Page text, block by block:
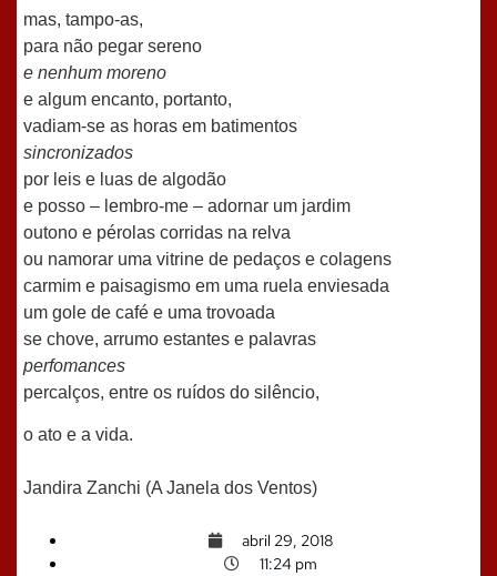
mas, tampo-as,
para não pegar sereno
e nenhum moreno
e algum encanto, portanto,
vadiam-se as horas em batimentos
sincronizados
por leis e luas de algodão
e posso – lembro-me – adornar um jardim
outono e pérolas corridas na relva
ou namorar uma vitrine de pedaços e colagens
carmim e paisagismo em uma ruela enviesada
um gole de café e uma trovoada
se chove, arrumo estantes e palavras
perfomances
percalços, entre os ruídos do silêncio,
o ato e a vida.
Jandira Zanchi (A Janela dos Ventos)
abril 29, 2018
11:24 pm